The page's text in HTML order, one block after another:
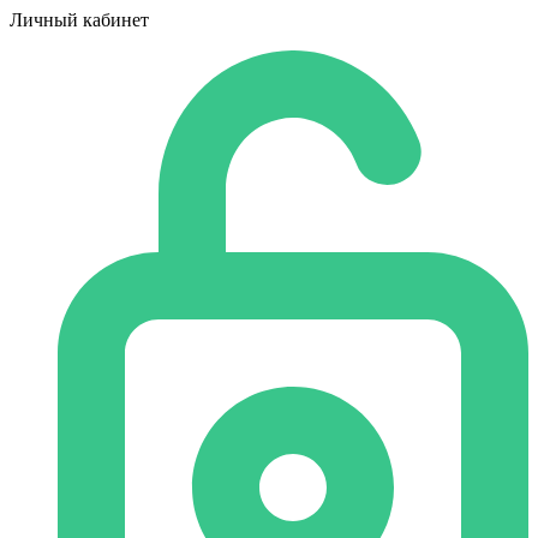
Личный кабинет